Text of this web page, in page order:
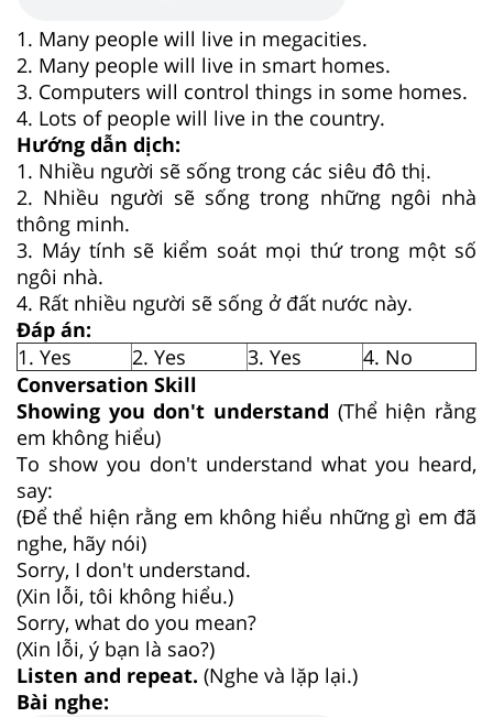
1. Many people will live in megacities.
2. Many people will live in smart homes.
3. Computers will control things in some homes.
4. Lots of people will live in the country.
Hướng dẫn dịch:
1. Nhiều người sẽ sống trong các siêu đô thị.
2. Nhiều người sẽ sống trong những ngôi nhà
thông minh.
3. Máy tính sẽ kiểm soát mọi thứ trong một số
ngôi nhà.
4. Rất nhiều người sẽ sống ở đất nước này.
Đáp án:
1. Yes
2. Yes 3. Yes
4. No
Conversation Skill
Showing you don't understand (Thể hiện rằng
em không hiểu)
To show you don't understand what you heard,
say:
(Để thể hiện rằng em không hiểu những gì em đã
nghe, hãy nói)
Sorry, I don't understand.
(Xin lỗi, tôi không hiểu.)
Sorry, what do you mean?
(Xin lỗi, ý bạn là sao?)
Listen and repeat. (Nghe và lặp lại.)
Bài nghe: